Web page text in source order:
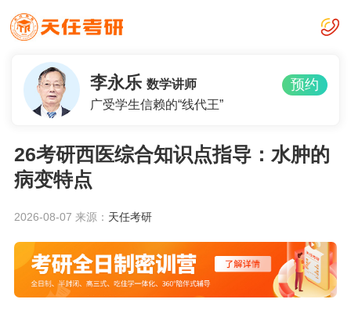
李永乐 数学讲师
广受学生信赖的“线代王”
预约
26考研西医综合知识点指导：水肿的
病变特点
2026-08-07 来源： 天任考研